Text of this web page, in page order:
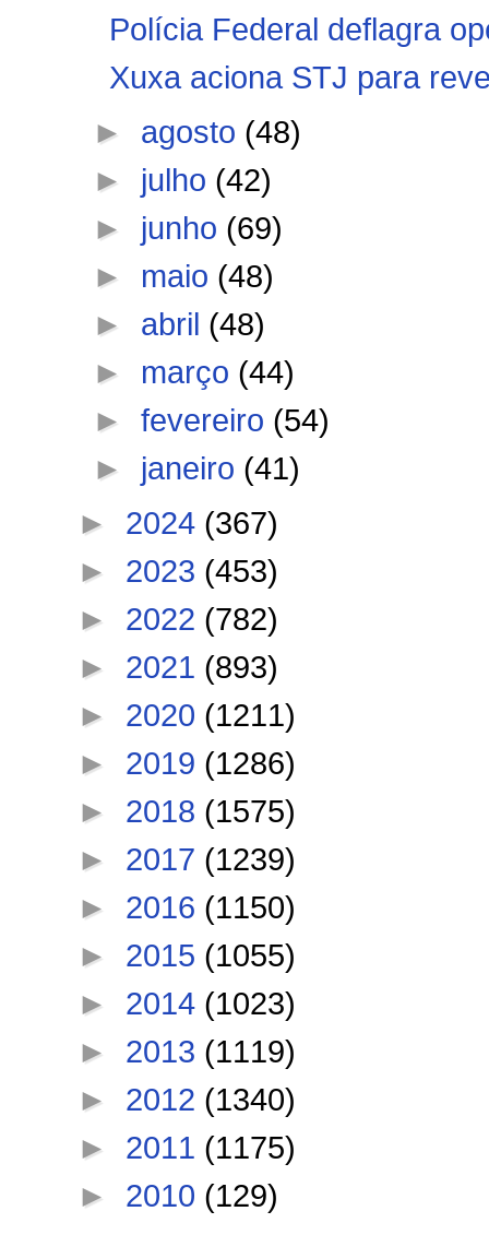
Polícia Federal deflagra
Xuxa aciona STJ para
► agosto (48)
► julho (42)
► junho (69)
► maio (48)
► abril (48)
► março (44)
►fevereiro (54)
► janeiro (41)
► 2024 (367)
► 2023 (453)
► 2022 (782)
► 2021 (893)
► 2020 (1211)
► 2019 (1286)
► 2018 (1575)
► 2017 (1239)
► 2016 (1150)
► 2015 (1055)
► 2014 (1023)
► 2013 (1119)
► 2012 (1340)
► 2011 (1175)
► 2010 (129)